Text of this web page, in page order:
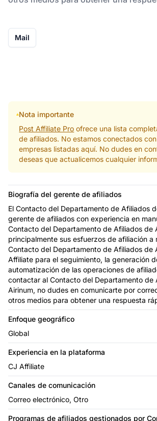
Mail
Nota importante
Post Affiliate Pro ofrece una lista
de afiliados. No estamos conectados
empresas listadas aquí. No dudes en
deseas que actualicemos cualquier
Biografía del gerente de afiliados
El Contacto del Departamento de Afiliados
gerente de afiliados con experiencia en
Contacto del Departamento de Afiliados de
principalmente sus esfuerzos de afiliación a
Contacto del Departamento de Afiliados de
Affiliate para el seguimiento, la generación
automatización de las operaciones de
contactar al Contacto del Departamento de
Airinum, no dudes en comunicarte por
otros medios para obtener una respuesta
Enfoque geográfico
Global
Experiencia en la plataforma
CJ Affiliate
Canales de comunicación
Correo electrónico, Otro
Programas de afiliados gestionados por